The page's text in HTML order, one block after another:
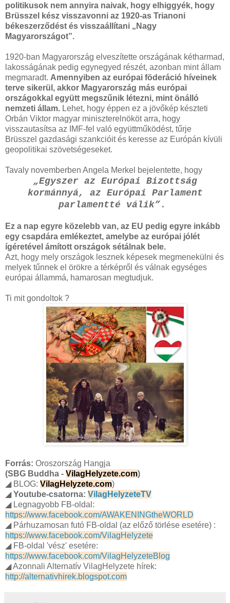
politikusok nem annyira naivak, hogy elhiggyék, hogy
Brüsszel kész visszavonni az 1920-as Trianoni
békeszerződést és visszaállítani „Nagy
Magyarországot”.
1920-ban Magyarország elveszítette országának kétharmad,
lakosságának pedig egynegyed részét, azonban mint állam
megmaradt. Amennyiben az európai föderáció híveinek
terve sikerül, akkor Magyarország más európai
országokkal együtt megszűnik létezni, mint önálló
nemzeti állam. Lehet, hogy éppen ez a jövőkép készteti
Orbán Viktor magyar miniszterelnököt arra, hogy
visszautasítsa az IMF-fel való együttműködést, tűrje
Brüsszel gazdasági szankcióit és keresse az Európán kívüli
geopolitikai szövetségeseket.
Tavaly novemberben Angela Merkel bejelentette, hogy
„Egyszer az Európai Bizottság
kormánnyá, az Európai Parlament
parlamentté válik” .
Ez a nap egyre közelebb van, az EU pedig egyre inkább
egy csapdára emlékeztet, amelybe az európai jólét
ígéretével ámított országok sétálnak bele.
Azt, hogy mely országok lesznek képesek megmenekülni és
melyek tűnnek el örökre a térképről és válnak egységes
európai állammá, hamarosan megtudjuk.
Ti mit gondoltok ?
Forrás: Oroszország Hangja
(SBG Buddha - VilagHelyzete.com)
◢ BLOG: VilagHelyzete.com)
◢Youtube-csatorna: VilagHelyzeteTV
◢ Legnagyobb FB-oldal:
https://www.facebook.com/AWAKENINGtheWORLD
◢ Párhuzamosan futó FB-oldal (az előző törlése esetére) :
https://www.facebook.com/VilagHelyzete
◢ FB-oldal 'vész' esetére:
https://www.facebook.com/VilagHelyzeteBlog
◢ Azonnali Alternatív VilagHelyzete hírek:
http://alternativhirek.blogspot.com